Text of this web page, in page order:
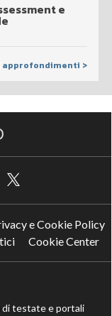
e
>
e Cookie Policy
Cookie Center
di testate e portali